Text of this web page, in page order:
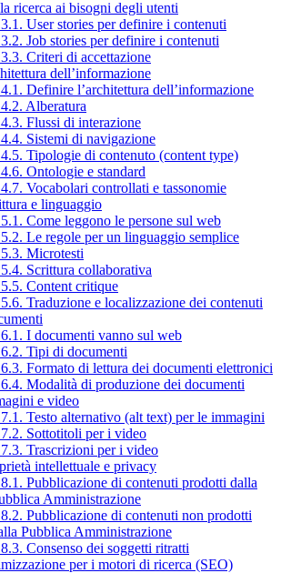
ricerca ai bisogni degli utenti
User stories per definire i contenuti
Job stories per definire i contenuti
Criteri di accettazione
dell’informazione
Definire l’architettura dell’informazione
Alberatura
Flussi di interazione
Sistemi di navigazione
Tipologie di contenuto (content type)
Ontologie e standard
Vocabolari controllati e tassonomie
e linguaggio
Come leggono le persone sul web
Le regole per un linguaggio semplice
Microtesti
Scrittura collaborativa
Content critique
Traduzione e localizzazione dei contenuti
I documenti vanno sul web
Tipi di documenti
Formato di lettura dei documenti elettronici
Modalità di produzione dei documenti
e video
Testo alternativo (alt text) per le immagini
Sottotitoli per i video
Trascrizioni per i video
intellettuale e privacy
Pubblicazione di contenuti prodotti dalla
Amministrazione
Pubblicazione di contenuti non prodotti
Pubblica Amministrazione
Consenso dei soggetti ritratti
per i motori di ricerca (SEO)